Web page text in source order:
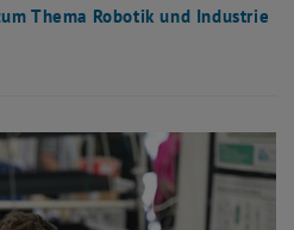
Thema Robotik und Industrie